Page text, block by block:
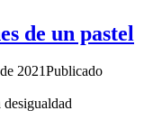
de un pastel
2021Publicado